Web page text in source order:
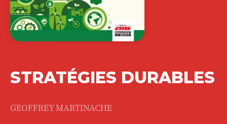
STRATÉGIES DURABLES
GEOFFREY MARTINACHE